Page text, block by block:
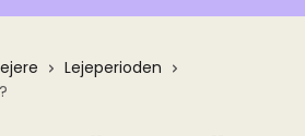
Lejeperioden